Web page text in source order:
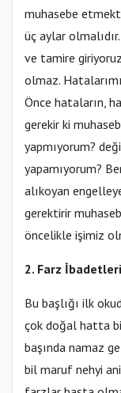
muhasebe
üç aylar
ve tamire
olmaz.
Önce hataların,
gerekir ki
yapmıyorum?
yapamıyorum?
alıkoyan
gerektirir
öncelikle işimiz
2. Farz
Bu başlığı ilk
çok doğal hatta
başında namaz
bil maruf nehyi